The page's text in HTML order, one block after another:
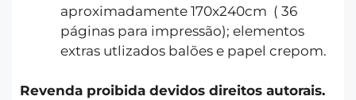
aproximadamente 170x240cm ( 36
páginas para impressão); elementos
extras utlizados balões e papel crepom.
Revenda proibida devidos direitos autorais.